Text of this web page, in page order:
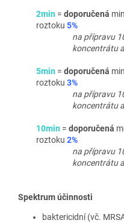
2min = doporučená
roztoku 5%
na přípravu
koncentrátu
5min = doporučená
roztoku 3%
na přípravu
koncentrátu
10min = doporučená
roztoku 2%
na přípravu
koncentrátu
Spektrum účinnosti
baktericidní (vč.